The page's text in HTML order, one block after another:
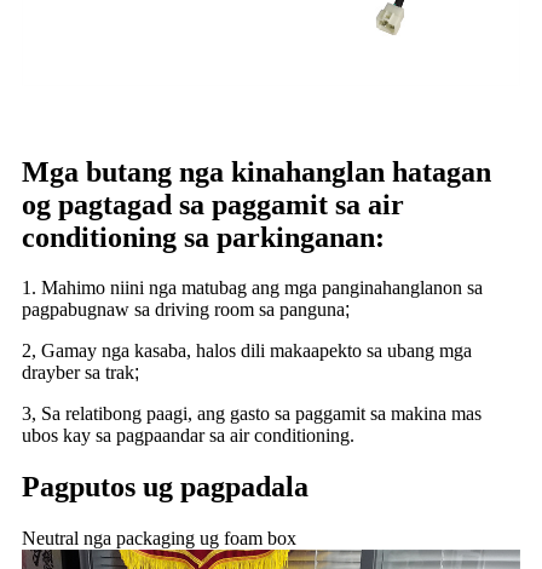
Mga butang nga kinahanglan hatagan
og pagtagad sa paggamit sa air
conditioning sa parkinganan:
1. Mahimo niini nga matubag ang mga panginahanglanon sa
pagpabugnaw sa driving room sa panguna;
2, Gamay nga kasaba, halos dili makaapekto sa ubang mga
drayber sa trak;
3, Sa relatibong paagi, ang gasto sa paggamit sa makina mas
ubos kay sa pagpaandar sa air conditioning.
Pagputos ug pagpadala
Neutral nga packaging ug foam box